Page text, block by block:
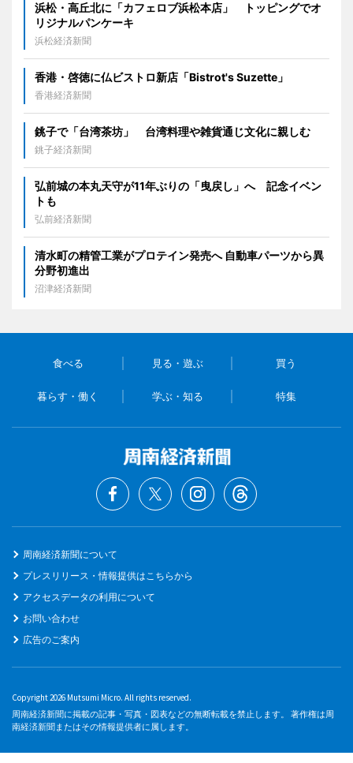
浜松・高丘北に「カフェロブ浜松本店」 トッピングでオ
リジナルパンケーキ
浜松経済新聞
香港・啓徳に仏ビストロ新店「Bistrot's Suzette」
香港経済新聞
銚子で「台湾茶坊」 台湾料理や雑貨通じ文化に親しむ
銚子経済新聞
弘前城の本丸天守が11年ぶりの「曳戻し」へ 記念イベン
トも
弘前経済新聞
清水町の精管工業がプロテイン発売へ 自動車パーツから異
分野初進出
沼津経済新聞
食べる 見る・遊ぶ 買う
暮らす・働く 学ぶ・知る 特集
周南経済新聞について
プレスリリース・情報提供はこちらから
アクセスデータの利用について
お問い合わせ
広告のご案内
Copyright 2026 Mutsumi Micro. All rights reserved.
周南経済新聞に掲載の記事・写真・図表などの無断転載を禁止します。 著作権は周
南経済新聞またはその情報提供者に属します。